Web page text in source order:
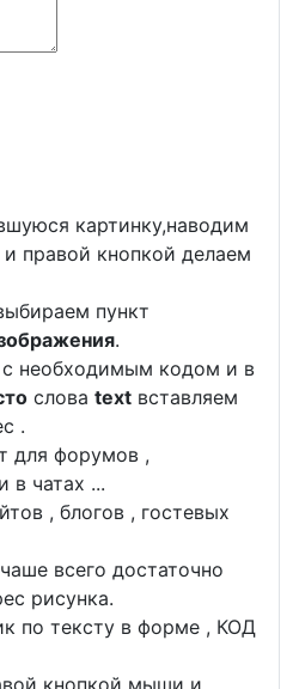
картинку,наводим
правой кнопкой делаем
пункт
.
необходимым кодом и в
слова text вставляем
.
для форумов ,
в чатах ...
, блогов , гостевых
всего достаточно
рисунка.
по тексту в форме , КОД
кнопкой мыши и